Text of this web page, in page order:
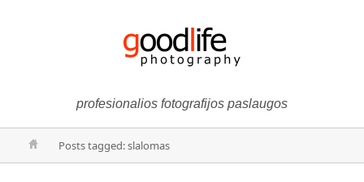
profesionalios fotografijos paslaugos
Posts tagged: slalomas